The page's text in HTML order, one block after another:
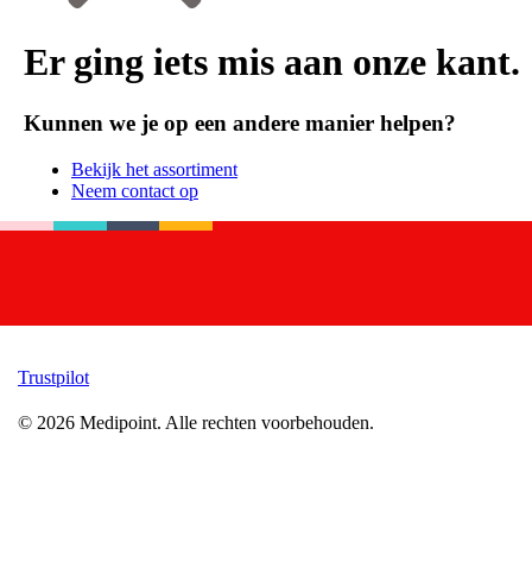
Er ging iets mis aan onze kant.
Kunnen we je op een andere manier helpen?
Bekijk het assortiment
Neem contact op
Trustpilot
© 2026 Medipoint. Alle rechten voorbehouden.